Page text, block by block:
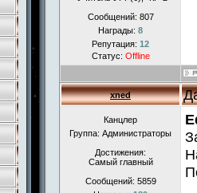
Сообщений: 807
Награды: 8
Репутация: 12
Статус: Offline
xned
Канцлер
Группа: Администраторы
Достижения:
Самый главный
Сообщений: 5859